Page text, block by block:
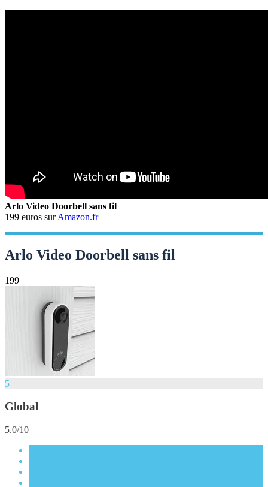
Arlo Video Doorbell sans fil
199 euros surAmazon.fr
Arlo Video Doorbell sans fil
199
5
Global
5.0/10